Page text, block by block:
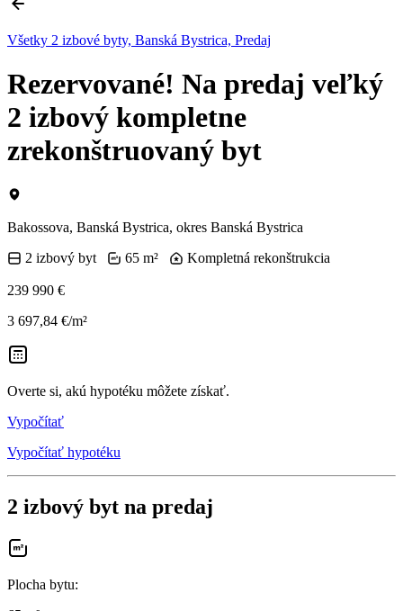
Všetky 2 izbové byty, Banská Bystrica, Predaj
Rezervované! Na predaj veľký
2 izbový kompletne
zrekonštruovaný byt
Bakossova, Banská Bystrica, okres Banská Bystrica
2 izbový byt
65 m² Kompletná rekonštrukcia
239 990 €
3 697,84 €/m²
Overte si, akú hypotéku môžete získať.
Vypočítať
Vypočítať hypotéku
2 izbový byt na predaj
Plocha bytu: